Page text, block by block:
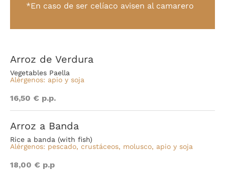
*En caso de ser celíaco avisen al camarero
Arroz de Verdura
Vegetables Paella
Alérgenos: apio y soja
16,50 € p.p.
Arroz a Banda
Rice a banda (with fish)
Alérgenos: pescado, crustáceos, molusco, apio y soja
18,00 € p.p